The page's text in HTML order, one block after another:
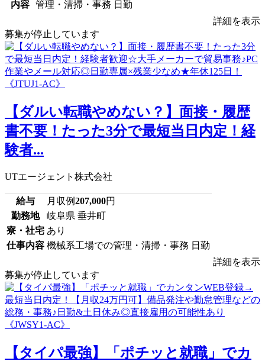
内容
管理・清掃・事務 日勤
詳細を表示
募集が停止しています
【ダルい転職やめない？】面接・履歴
書不要！たった3分で最短当日内定！経
験者...
UTエージェント株式会社
給与 月収例207,000円
勤務地
岐阜県 垂井町
寮・社宅 あり
仕事内容 機械系工場での管理・清掃・事務 日勤
詳細を表示
募集が停止しています
【タイパ最強】「ポチッと就職」でカ